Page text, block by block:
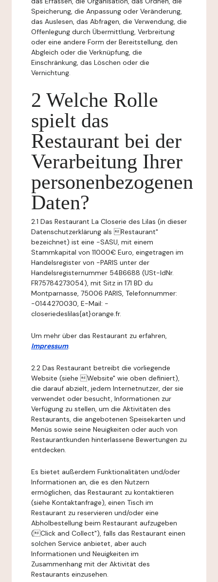
Speicherung, die Anpassung oder Veränderung,
das Auslesen, das Abfragen, die Verwendung, die
Offenlegung durch Übermittlung, Verbreitung
oder eine andere Form der Bereitstellung, den
Abgleich oder die Verknüpfung, die
Einschränkung, das Löschen oder die
Vernichtung.
2 Welche Rolle
spielt das
Restaurant bei der
Verarbeitung Ihrer
personenbezogenen
Daten?
2.1 Das Restaurant La Closerie des Lilas (in dieser
Datenschutzerklärung als Restaurant"
bezeichnet) ist eine -SASU, mit einem
Stammkapital von 11000€ Euro, eingetragen im
Handelsregister von -PARIS unter der
Handelsregisternummer 54B6688 (USt-IdNr.
FR75784273054), mit Sitz in 171 BD du
Montparnasse, 75006 PARIS, Telefonnummer:
-0144270030, E-Mail: -
closeriedeslilas{at}orange.fr.
Um mehr über das Restaurant zu erfahren,
Impressum.
2.2 Das Restaurant betreibt die vorliegende
Website (siehe Website" wie oben definiert),
die darauf abzielt, jedem Internetnutzer, der sie
verwendet oder besucht, Informationen zur
Verfügung zu stellen, um die Aktivitäten des
Restaurants, die angebotenen Speisekarten und
Menüs sowie seine Neuigkeiten oder auch von
Restaurantkunden hinterlassene Bewertungen zu
entdecken.
Es bietet außerdem Funktionalitäten und/oder
Informationen an, die es den Nutzern
ermöglichen, das Restaurant zu kontaktieren
(siehe Kontaktanfrage), einen Tisch im
Restaurant zu reservieren und/oder eine
Abholbestellung beim Restaurant aufzugeben
(Click and Collect"), falls das Restaurant einen
solchen Service anbietet, aber auch
Informationen und Neuigkeiten im
Zusammenhang mit der Aktivität des
Restaurants einzusehen.